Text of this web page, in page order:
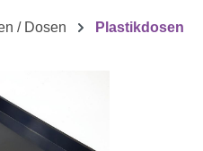
/ Dosen Plastikdosen